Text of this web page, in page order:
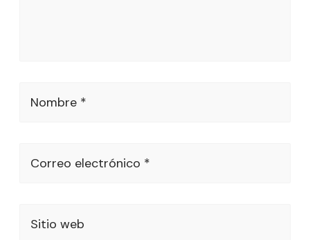
Nombre *
Correo electrónico *
Sitio web